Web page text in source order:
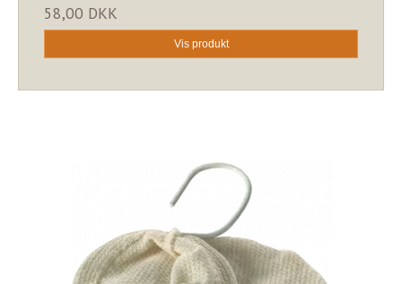
58,00 DKK
Vis produkt